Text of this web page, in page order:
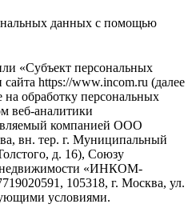
данных с помощью
«Субъект персональных
https://www.incom.ru (далее
обработку персональных
веб-аналитики
компанией ООО
вн. тер. г. Муниципальный
д. 16), Союзу
недвижимости «ИНКОМ-
105318, г. Москва, ул.
условиями.